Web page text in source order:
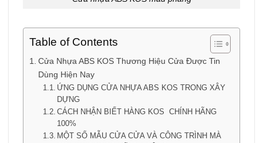
Table of Contents
Cửa Nhựa ABS KOS Thương Hiệu Cửa Được Tin
Dùng Hiện Nay
ỨNG DỤNG CỬA NHỰA ABS KOS TRONG XÂY
DỰNG
CÁCH NHẬN BIẾT HÀNG KOS CHÍNH HÃNG
100%
MỘT SỐ MẪU CỬA CỬA VÀ CÔNG TRÌNH MÀ